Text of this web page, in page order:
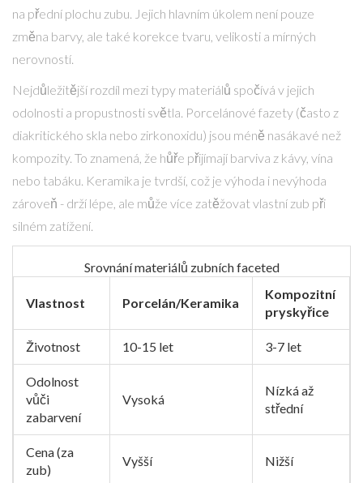
na přední plochu zubu. Jejich hlavním úkolem není pouze
změna barvy, ale také korekce tvaru, velikosti a mírných
nerovností.
Nejdůležitější rozdíl mezi typy materiálů spočívá v jejich
odolnosti a propustnosti světla. Porcelánové fazety (často z
diakritického skla nebo zirkonoxidu) jsou méně nasákavé než
kompozity. To znamená, že hůře přijímají barviva z kávy, vína
nebo tabáku. Keramika je tvrdší, což je výhoda i nevýhoda
zároveň - drží lépe, ale může více zatěžovat vlastní zub při
silném zatížení.
Srovnání materiálů zubních faceted
Vlastnost Porcelán/Keramika
Kompozitní
pryskyřice
Životnost 10-15 let 3-7 let
Odolnost
vůči
zabarvení
Vysoká
Nízká až
střední
Cena (za
zub)
Vyšší Nižší